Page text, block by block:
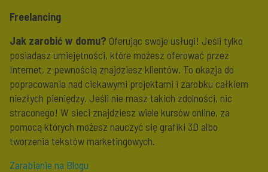
Freelancing
Jak zarobić w domu? Oferując swoje usługi! Jeśli tylko
posiadasz umiejętności, które możesz oferować przez
Internet, z pewnością znajdziesz klientów. To okazja do
popracowania nad ciekawymi projektami i zarobku całkiem
niezłych pieniędzy. Jeśli nie masz takich zdolności, nic
straconego! W sieci znajdziesz wiele kursów online, za
pomocą których możesz nauczyć się grafiki 3D albo
tworzenia tekstów marketingowych.
Zarabianie na Blogu